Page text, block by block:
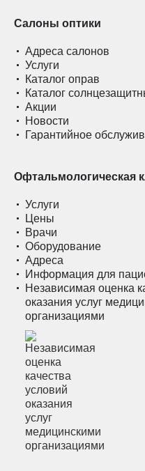
Салоны оптики
Адреса салонов
Услуги
Каталог оправ
Каталог
Акции
Новости
Гарантийное
Офтальмологическая
Услуги
Цены
Врачи
Оборудование
Адреса
Информация для
Независимая оценка
оказания услуг
организациями